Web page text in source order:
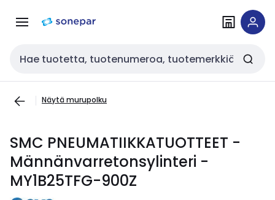
navigointiinsisältöön
Haku
Näytä murupolku
SMC PNEUMATIIKKATUOTTEET -
Männänvarretonsylinteri -
MY1B25TFG-900Z